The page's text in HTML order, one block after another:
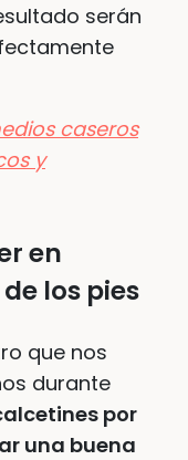
serán
caseros
y
en
los pies
que nos
durante
por
una buena